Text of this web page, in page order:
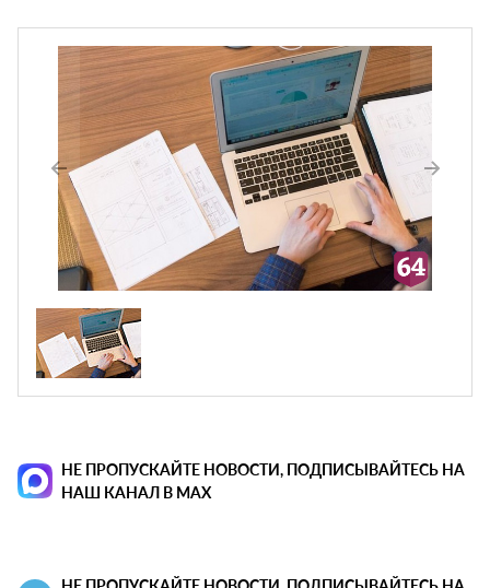
НЕ ПРОПУСКАЙТЕ НОВОСТИ, ПОДПИСЫВАЙТЕСЬ НА
НАШ КАНАЛ В MAX